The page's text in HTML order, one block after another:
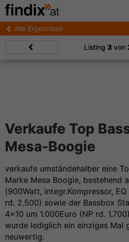
Alle Ergebnisse
Listing 3 von
Verkaufe Top
Mesa-Boogie
verkaufe umständehalber eine
Marke Mesa Boogie, bestehend
(900Watt, integr.Kompressor,
rd. 2.500) sowie der Bassbox
4x10 um 1.000Euro (NP rd.
wurde lediglich ein einziges Mal
neuwertig.